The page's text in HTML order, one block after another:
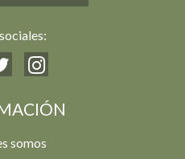
somos